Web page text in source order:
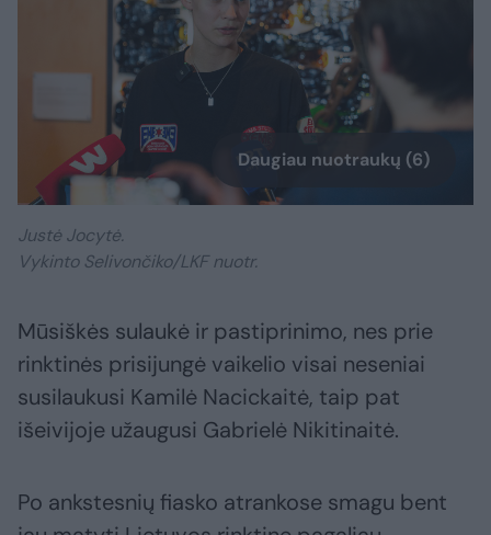
Daugiau nuotraukų (6)
Justė Jocytė.
Vykinto Selivončiko/LKF nuotr.
Mūsiškės sulaukė ir pastiprinimo, nes prie
rinktinės prisijungė vaikelio visai neseniai
susilaukusi Kamilė Nacickaitė, taip pat
išeivijoje užaugusi Gabrielė Nikitinaitė.
Po ankstesnių fiasko atrankose smagu bent